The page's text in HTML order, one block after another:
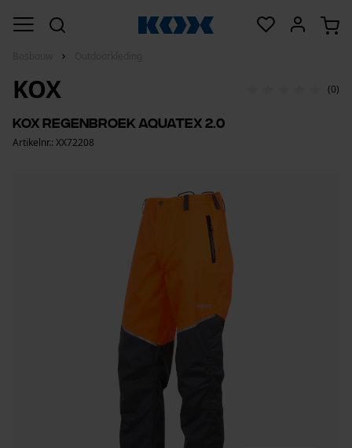
KOX (0)
KOX regenbroek Aquatex 2.0
Artikelnr.: XX72208